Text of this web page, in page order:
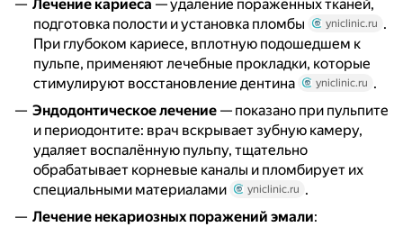
Лечение кариеса — удаление поражённых тканей,
подготовка полости и установка пломбы
yniclinic.ru .
При глубоком кариесе, вплотную подошедшем к
пульпе, применяют лечебные прокладки, которые
стимулируют восстановление дентина
yniclinic.ru .
Эндодонтическое лечение — показано при пульпите
и периодонтите: врач вскрывает зубную камеру,
удаляет воспалённую пульпу, тщательно
обрабатывает корневые каналы и пломбирует их
специальными материалами
yniclinic.ru .
Лечение некариозных поражений эмали: